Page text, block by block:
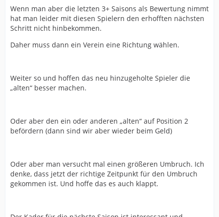
Wenn man aber die letzten 3+ Saisons als Bewertung nimmt
hat man leider mit diesen Spielern den erhofften nächsten
Schritt nicht hinbekommen.
Daher muss dann ein Verein eine Richtung wählen.
Weiter so und hoffen das neu hinzugeholte Spieler die
„alten“ besser machen.
Oder aber den ein oder anderen „alten“ auf Position 2
befördern (dann sind wir aber wieder beim Geld)
Oder aber man versucht mal einen größeren Umbruch. Ich
denke, dass jetzt der richtige Zeitpunkt für den Umbruch
gekommen ist. Und hoffe das es auch klappt.